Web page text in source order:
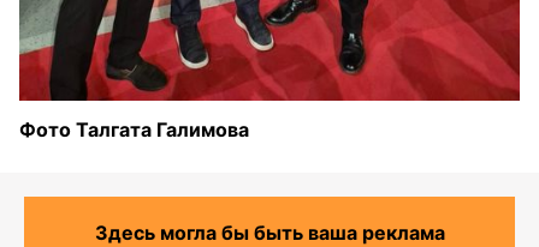
Фото Талгата Галимова
Здесь могла бы быть ваша реклама